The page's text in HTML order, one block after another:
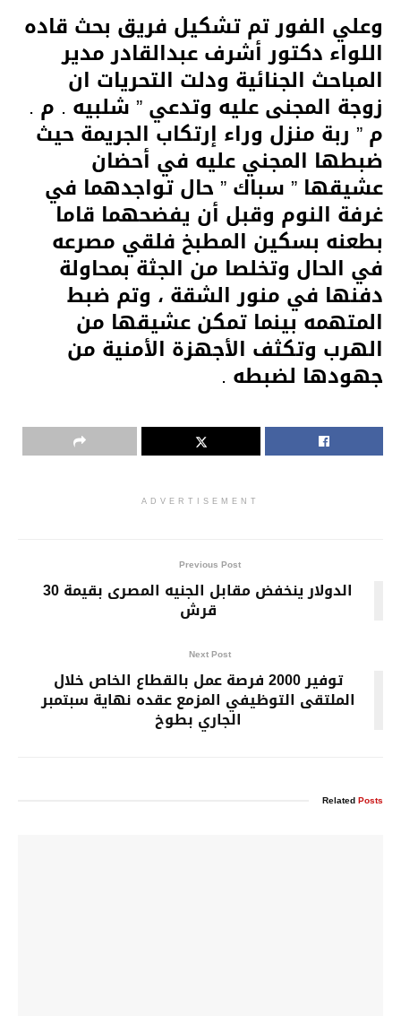
وعلي الفور تم تشكيل فريق بحث قاده
اللواء دكتور أشرف عبدالقادر مدير
المباحث الجنائية ودلت التحريات ان
زوجة المجنى عليه وتدعي ” شلبيه . م .
م ” ربة منزل وراء إرتكاب الجريمة حيث
ضبطها المجني عليه في أحضان
عشيقها ” سباك ” حال تواجدهما في
غرفة النوم وقبل أن يفضحهما قاما
بطعنه بسكين المطبخ فلقي مصرعه
في الحال وتخلصا من الجثة بمحاولة
دفنها في منور الشقة ، وتم ضبط
المتهمه بينما تمكن عشيقها من
الهرب وتكثف الأجهزة الأمنية من
جهودها لضبطه .
ADVERTISEMENT
Previous Post
الدولار ينخفض مقابل الجنيه المصرى بقيمة 30
قرش
Next Post
توفير 2000 فرصة عمل بالقطاع الخاص خلال
الملتقى التوظيفي المزمع عقده نهاية سبتمبر
الجاري بطوخ
RelatedPosts